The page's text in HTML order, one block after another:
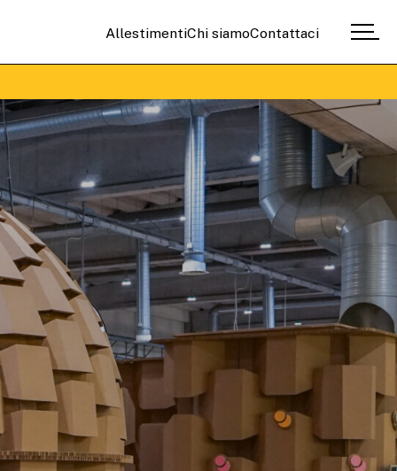
AllestimentiChi siamoContattaci